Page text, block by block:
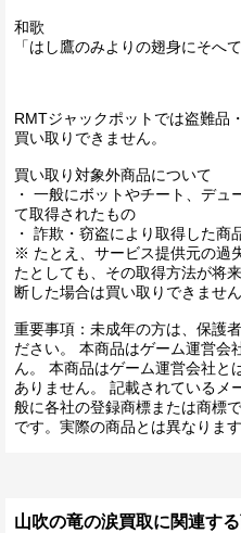
和歌
「はし鷹のみよりの翅身にそへ
RMTジャックポットでは盗難品
買い取りできません。
買い取り対象外商品について
・ 一般にボットやチート、デ
て取得されたもの
・ 詐欺・窃盗により取得した商
※ たとえ、サービス提供元の過
たとしても、その取得方法が将
断した場合は買い取りできません
重要事項：未成年の方は、保護
ださい。 本商品はゲーム運営会
ん。 本商品はゲーム運営会社と
ありません。 記載されているメ
般に各社の登録商標または商標
です。実際の商品とは異なります
山吹の竜の涙買取に関連す